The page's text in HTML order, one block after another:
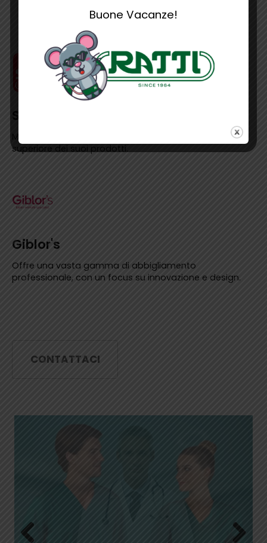
Siggi
Marchio noto per l’attenzione ai dettagli e la qualità
superiore dei suoi prodotti.
Giblor's
Offre una vasta gamma di abbigliamento
professionale, con un focus su innovazione e design.
CONTATTACI
Buone Vacanze!